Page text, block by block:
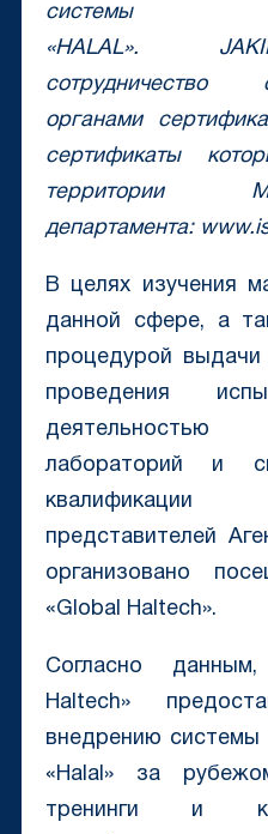
системы
«HALAL».
органами
сертификаты
территории
департамента: www.
В целях изучения
данной сфере, а
процедурой выдачи
проведения
деятельностью
лабораторий и
представителей
организовано
«Global Haltech».
Согласно
Haltech»
внедрению системы
«Halal» за
тренинги и